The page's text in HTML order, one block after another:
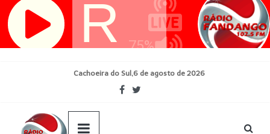
Pular
para
Cachoeira do Sul,6 de agosto de 2026